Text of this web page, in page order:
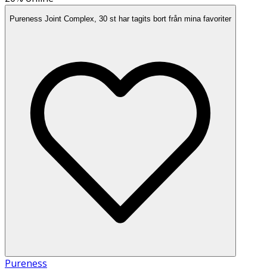
Pureness Joint Complex, 30 st har tagits bort från mina favoriter
Pureness